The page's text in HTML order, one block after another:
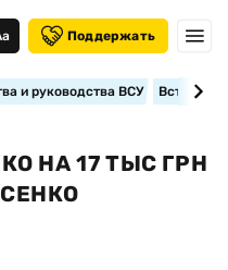
Поддержать
и руководства ВСУ
НА 17 ТЫС ГРН